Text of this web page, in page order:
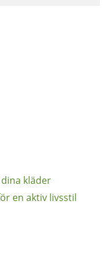
kläder
en aktiv livsstil